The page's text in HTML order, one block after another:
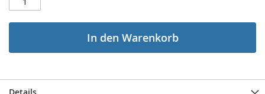
In den Warenkorb